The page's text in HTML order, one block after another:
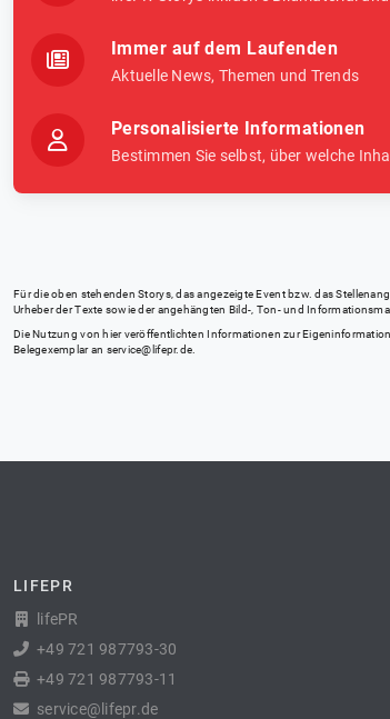
Immer auf dem Laufenden
Aktuelle News, Themen und Trends
Personalisierte Informationen
Bestimmen Sie selbst, über welche
Für die oben stehenden Storys, das angezeigte Event bzw. das
Urheber der Texte sowie der angehängten Bild-, Ton- und
Die Nutzung von hier veröffentlichten Informationen zur
Belegexemplar an service@lifepr.de
LIFEPR
lifePR
+49 721 987793-30
+49 721 987793-11
service@lifepr.de